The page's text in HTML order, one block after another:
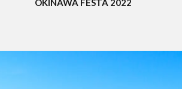
OKINAWA FESTA 2022